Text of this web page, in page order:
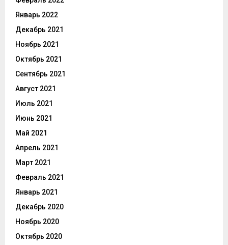
Январь 2022
Декабрь 2021
Ноябрь 2021
Октябрь 2021
Сентябрь 2021
Август 2021
Июль 2021
Июнь 2021
Май 2021
Апрель 2021
Март 2021
Февраль 2021
Январь 2021
Декабрь 2020
Ноябрь 2020
Октябрь 2020